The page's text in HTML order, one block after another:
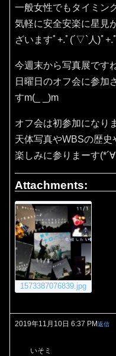
一般女性でもタイミン
気軽に安全安楽に星見
ざいますﾟ+.ﾟ(´▽`人)ﾟ+.ﾟ
今週末から写真展ですね
日曜日のオフ会に参加
すm(_ _)m
オフ会は初参加になり
天体写真やWBSの歴史
楽しみに参りまーす
Attachments:
1573387076839.jpg
2019年11月10日 6:37 PM返信
いそミ